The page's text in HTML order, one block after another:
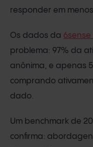
responder em
Os dados da 6sense
problema: 97% da
anônima, e apenas
comprando
dado.
Um benchmark de
confirma: